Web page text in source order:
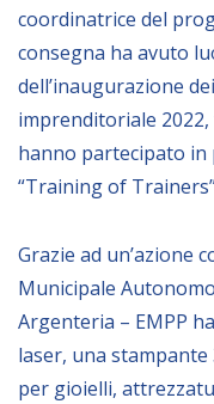
COPOLAD III
AL-INVEST Verde
MEDIA
Video
Audio
BIBLIOTECA
coordinatrice del
consegna ha avuto
dell’inaugurazione
imprenditoriale
hanno partecipato
“Training of
Grazie ad un’azione
Municipale
Argenteria – EMPP
laser, una
per gioielli,